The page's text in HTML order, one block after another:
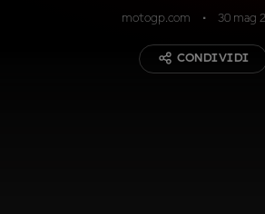
motogp.com 30 mag
CONDIVIDI